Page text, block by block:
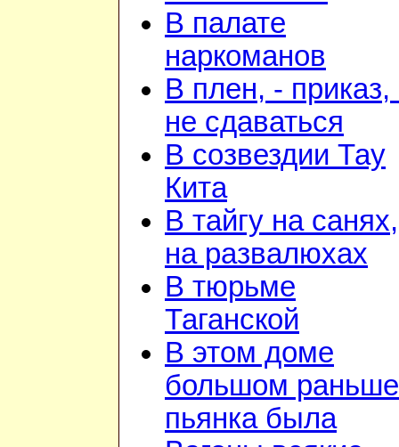
В палате
наркоманов
В плен, - приказ,
не сдаваться
В созвездии Тау
Кита
В тайгу на санях,
на развалюхах
В тюрьме
Таганской
В этом доме
большом раньше
пьянка была